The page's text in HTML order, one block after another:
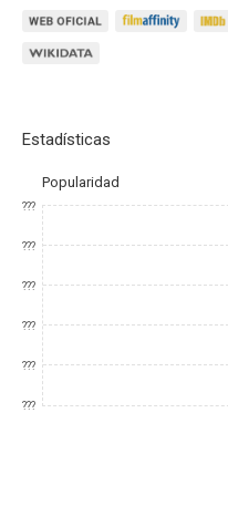
Estadísticas
Popularidad
???
???
???
???
???
???